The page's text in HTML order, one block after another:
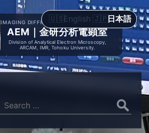
English 日本語
IMAGING DIFFRACTION SPECTROMETRY
AEM｜金研分析電顕室
Division of Analytical Electron Microscopy,
ARCAM, IMR, Tohoku University.
Search
for: